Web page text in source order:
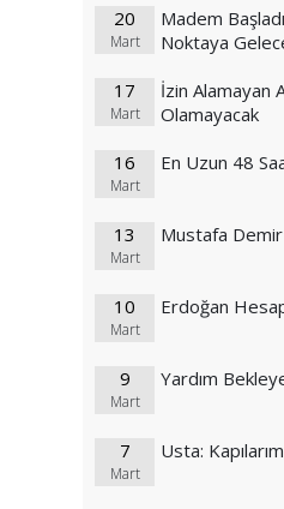
20
Mart
Madem
Noktaya
17
Mart
İzin Alamayan
Olamayacak
16
Mart
En Uzun 48
13
Mart
Mustafa
10
Mart
Erdoğan
9
Mart
Yardım
7
Mart
Usta: